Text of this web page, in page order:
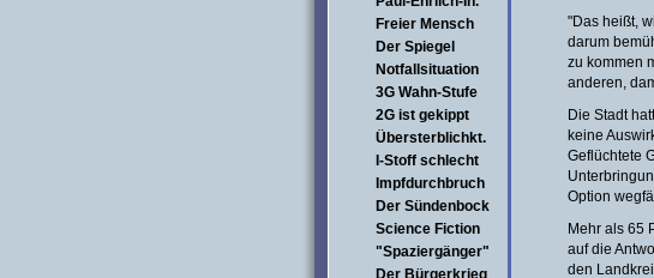
Freier Mensch
Der Spiegel
Notfallsituation
3G Wahn-Stufe
2G ist gekippt
Übersterblichkt.
I-Stoff schlecht
Impfdurchbruch
Der Sündenbock
Science Fiction
"Spaziergänger"
Der Bürgerkrieg
"Das heißt,
darum
zu kommen
anderen,
Die Stadt
keine
Geflüchtete
Option
Mehr als 65
auf die
den